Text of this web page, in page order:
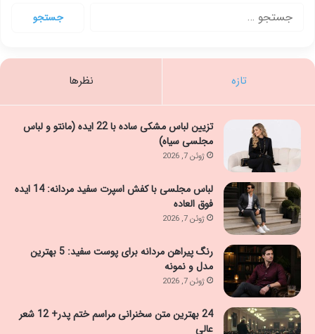
تازه نظرها
تزیین لباس مشکی ساده با 22 ایده (مانتو و لباس
مجلسی سیاه)
ژوئن 7, 2026
لباس مجلسی با کفش اسپرت سفید مردانه: 14 ایده
فوق العاده
ژوئن 7, 2026
رنگ پیراهن مردانه برای پوست سفید: 5 بهترین
مدل و نمونه
ژوئن 7, 2026
24 بهترین متن سخنرانی مراسم ختم پدر+ 12 شعر
عالی